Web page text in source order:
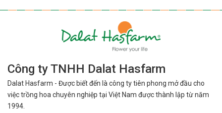
Công ty TNHH Dalat Hasfarm
Dalat Hasfarm - Được biết đến là công ty tiên phong mở đầu cho
việctrồng hoa chuyên nghiệp tại Việt Nam được thành lập từ năm
1994.